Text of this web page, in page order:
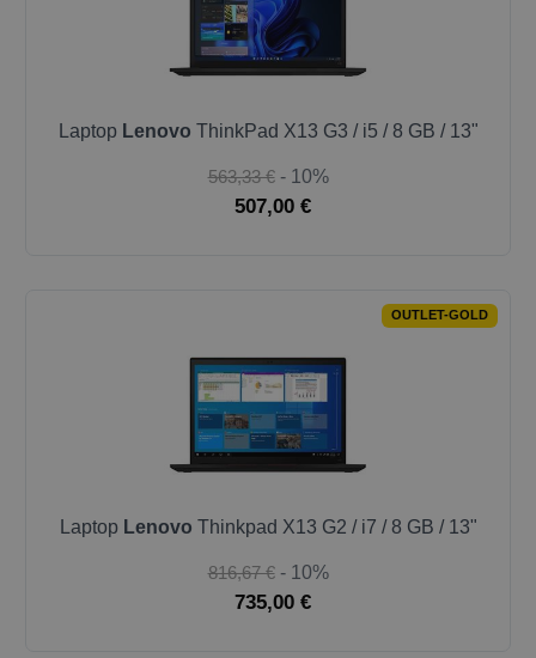
Laptop Lenovo ThinkPad X13 G3 / i5 / 8 GB / 13"
563,33 € - 10%
507,00 €
OUTLET-GOLD
Laptop Lenovo Thinkpad X13 G2 / i7 / 8 GB / 13"
816,67 € - 10%
735,00 €